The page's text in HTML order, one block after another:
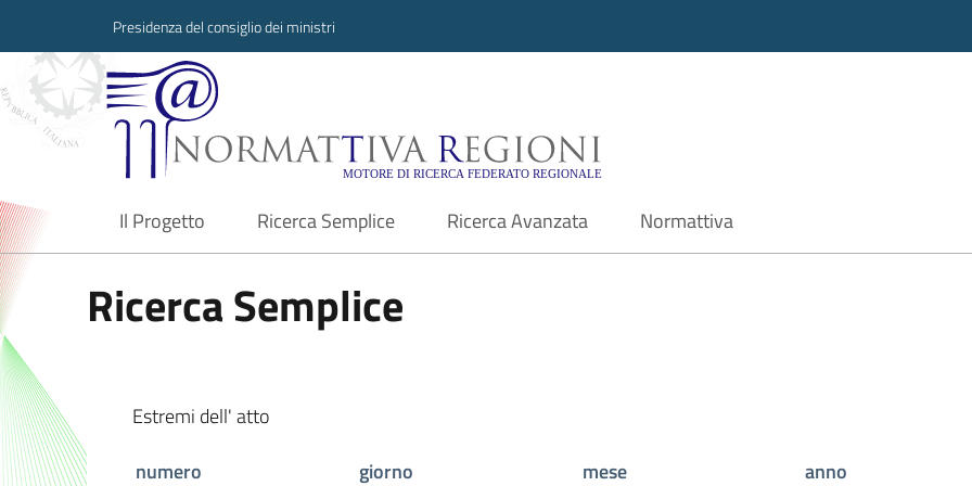
Presidenza del consiglio dei ministri
Normattiva Regioni - Motore di ricerca
Il Progetto
current Ricerca Semplice Ricerca Avanzata Normattiva
Ricerca Semplice
Estremi dell' atto
numero
giorno mese
anno